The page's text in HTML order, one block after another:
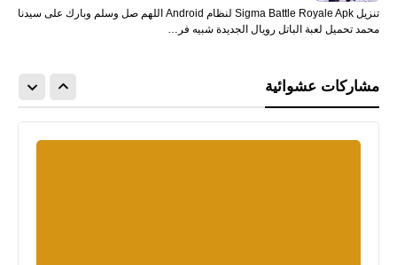
تنزيل Sigma Battle Royale Apk لنظام Android اللهم صل وسلم وبارك على سيدنا
محمد تحميل لعبة الباتل رويال الجديدة شبيه فر…
مشاركات عشوائية